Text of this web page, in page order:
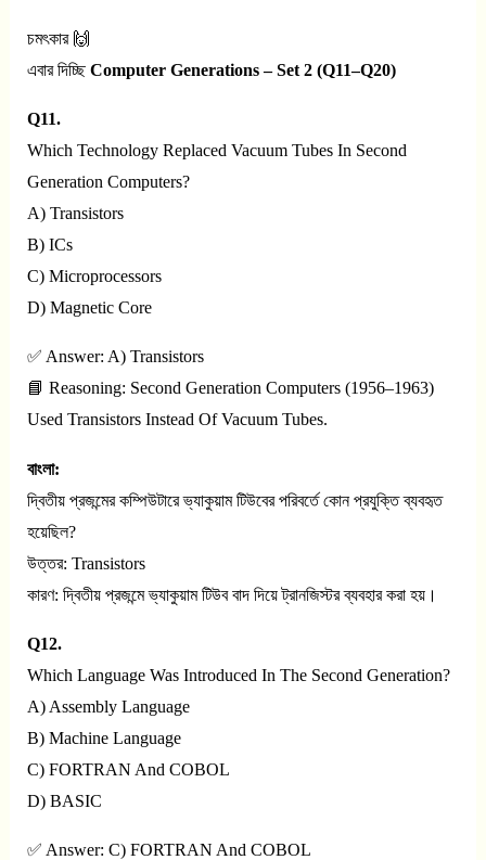
চমৎকার 🙌
এবার দিচ্ছি Computer Generations – Set 2 (Q11–Q20)
Q11.
Which Technology Replaced Vacuum Tubes In Second
Generation Computers?
A) Transistors
B) ICs
C) Microprocessors
D) Magnetic Core
✅ Answer: A) Transistors
📘 Reasoning: Second Generation Computers (1956–1963)
Used Transistors Instead Of Vacuum Tubes.
বাংলা:
দ্বিতীয় প্রজন্মের কম্পিউটারে ভ্যাকুয়াম টিউবের পরিবর্তে কোন প্রযুক্তি ব্যবহৃত
হয়েছিল?
উত্তর: Transistors
কারণ: দ্বিতীয় প্রজন্মে ভ্যাকুয়াম টিউব বাদ দিয়ে ট্রানজিস্টর ব্যবহার করা হয়।
Q12.
Which Language Was Introduced In The Second Generation?
A) Assembly Language
B) Machine Language
C) FORTRAN And COBOL
D) BASIC
✅ Answer: C) FORTRAN And COBOL